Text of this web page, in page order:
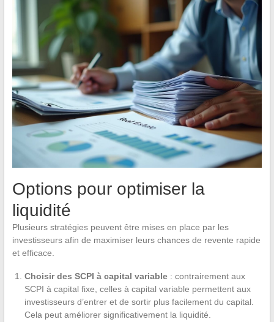
Options pour optimiser la
liquidité
Plusieurs stratégies peuvent être mises en place par les
investisseurs afin de maximiser leurs chances de revente rapide
et efficace.
Choisir des SCPI à capital variable: contrairement aux
SCPI à capital fixe, celles à capital variable permettent aux
investisseurs d’entrer et de sortir plus facilement du capital.
Cela peut améliorer significativement la liquidité.